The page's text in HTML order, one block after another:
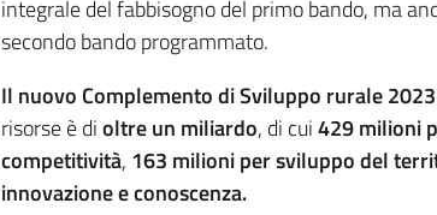
integrale del fabbisogno del primo bando, ma
secondo bando programmato.
Il nuovo Complemento di Sviluppo rurale
risorse è dioltre un miliardo, di cui429 milioni
competitività, 163 milioni per sviluppo del
innovazione e conoscenza.